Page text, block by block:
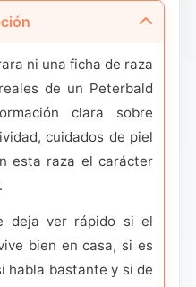
ni una ficha de raza
de un Peterbald
clara sobre
cuidados de piel
esta raza el carácter
deja ver rápido si el
bien en casa, si es
habla bastante y si de